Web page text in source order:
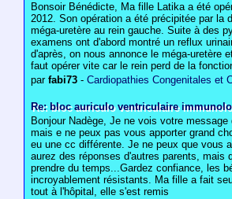
Bonsoir Bénédicte, Ma fille Latika a été
2012. Son opération a été précipitée par la
méga-uretère au rein gauche. Suite à des
examens ont d'abord montré un reflux
d'après, on nous annonce le méga-uretère
faut opérer vite car le rein perd de la
par fabi73- Cardiopathies Congenitales et
Re: bloc auriculo ventriculaire
Bonjour Nadège, Je ne vois votre message
mais e ne peux pas vous apporter grand
eu une cc différente. Je ne peux que vous
aurez des réponses d'autres parents, mais
prendre du temps...Gardez confiance, les
incroyablement résistants. Ma fille a fait
tout à l'hôpital, elle s'est remis